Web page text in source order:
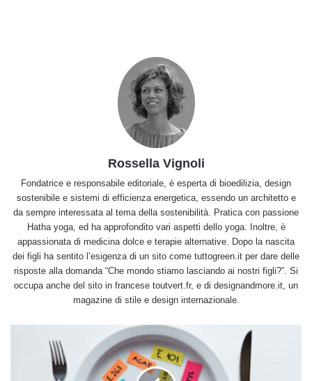
Rossella Vignoli
Fondatrice e responsabile editoriale, è esperta di bioedilizia, design
sostenibile e sistemi di efficienza energetica, essendo un architetto e
da sempre interessata al tema della sostenibilità. Pratica con passione
Hatha yoga, ed ha approfondito vari aspetti dello yoga. Inoltre, è
appassionata di medicina dolce e terapie alternative. Dopo la nascita
dei figli ha sentito l’esigenza di un sito come tuttogreen.it per dare delle
risposte alla domanda “Che mondo stiamo lasciando ai nostri figli?”. Si
occupa anche del sito in francese toutvert.fr, e di designandmore.it, un
magazine di stile e design internazionale.